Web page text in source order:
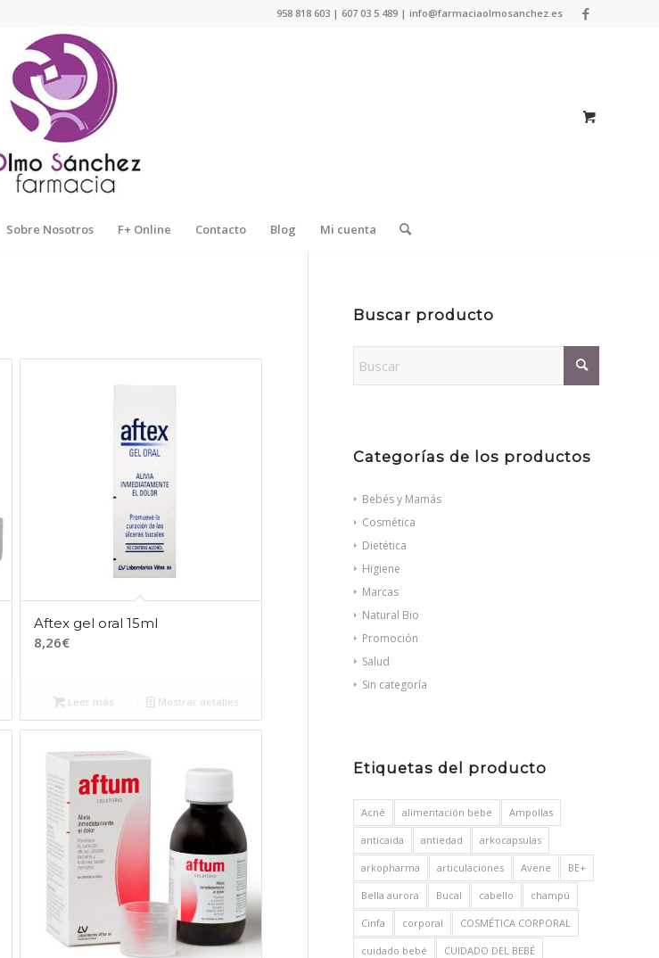
958 818 603 | 607 03 5 489 | info@farmaciaolmosanchez.es
Sobre Nosotros F+ Online Contacto Blog Mi cuenta
Aftex gel oral 15ml
8,26€
Leer más Mostrar detalles
Buscar producto
Categorías de los productos
Bebés y Mamás
Cosmética
Dietética
Higiene
Marcas
Natural Bio
Promoción
Salud
Sin categoría
Etiquetas del producto
Acné alimentación bebe Ampollas
anticaida antiedad arkocapsulas
arkopharma articulaciones Avene BE+
Bella aurora Bucal cabello champú
Cinfa corporal COSMÉTICA CORPORAL
cuidado bebé CUIDADO DEL BEBÉ